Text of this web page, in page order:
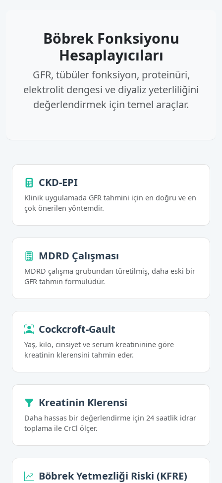
Böbrek Fonksiyonu
Hesaplayıcıları
GFR, tübüler fonksiyon, proteinüri,
elektrolit dengesi ve diyaliz yeterliliğini
değerlendirmek için temel araçlar.
CKD-EPI
Klinik uygulamada GFR tahmini için en doğru ve en
çok önerilen yöntemdir.
MDRD Çalışması
MDRD çalışma grubundan türetilmiş, daha eski bir
GFR tahmin formülüdür.
Cockcroft-Gault
Yaş, kilo, cinsiyet ve serum kreatininine göre
kreatinin klerensini tahmin eder.
Kreatinin Klerensi
Daha hassas bir değerlendirme için 24 saatlik idrar
toplama ile CrCl ölçer.
Böbrek Yetmezliği Riski (KFRE)